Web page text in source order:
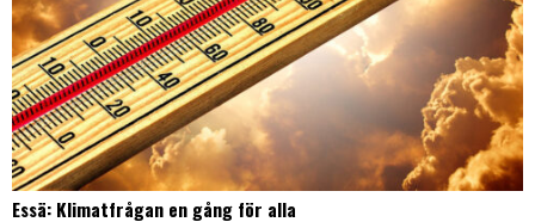
Essä: Klimatfrågan en gång för alla